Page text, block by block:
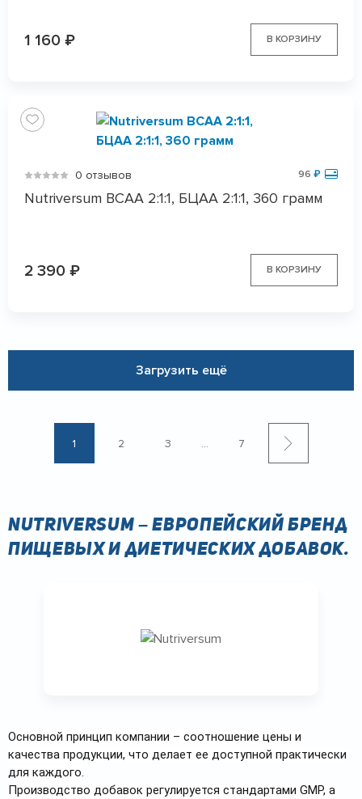
1 160 ₽ В КОРЗИНУ
0 отзывов 96 ₽
Nutriversum BCAA 2:1:1, БЦАА 2:1:1, 360 грамм
2 390 ₽ В КОРЗИНУ
Загрузить ещё
1 2 3 ... 7
Nutriversum – европейский бренд
пищевых и диетических добавок.
Основной принцип компании – соотношение цены и
качества продукции, что делает ее доступной практически
для каждого.
Производство добавок регулируется стандартами GMP, а